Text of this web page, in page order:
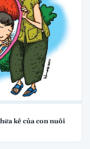
kế của con nuôi